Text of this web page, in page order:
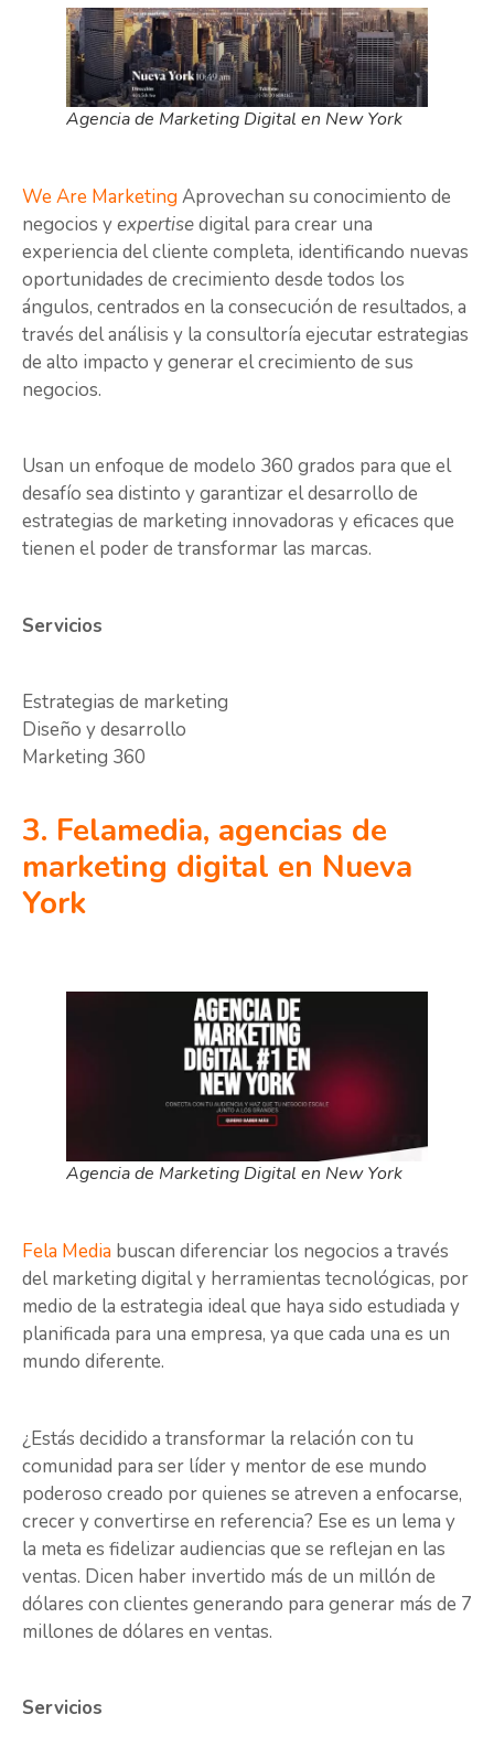
Agencia de Marketing Digital en New York
We Are MarketingAprovechan su conocimiento de
negocios yexpertisedigital para crear una
experiencia del cliente completa, identificando nuevas
oportunidades de crecimiento desde todos los
ángulos, centrados en la consecución de resultados, a
través del análisis y la consultoría ejecutar estrategias
de alto impacto y generar el crecimiento de sus
negocios.
Usan un enfoque de modelo 360 grados para que el
desafío sea distinto y garantizar el desarrollo de
estrategias de marketing innovadoras y eficaces que
tienen el poder de transformar las marcas.
Servicios
Estrategias de marketing
Diseño y desarrollo
Marketing 360
3. Felamedia, agencias de
marketing digital en Nueva
York
Agencia de Marketing Digital en New York
Fela Media buscan diferenciar los negocios a través
del marketing digital y herramientas tecnológicas, por
medio de la estrategia ideal que haya sido estudiada y
planificada para una empresa, ya que cada una es un
mundo diferente.
¿Estás decidido a transformar la relación con tu
comunidad para ser líder y mentor de ese mundo
poderoso creado por quienes se atreven a enfocarse,
crecer y convertirse en referencia? Ese es un lema y
la meta es fidelizar audiencias que se reflejan en las
ventas. Dicen haber invertido más de un millón de
dólares con clientes generando para generar más de 7
millones de dólares en ventas.
Servicios